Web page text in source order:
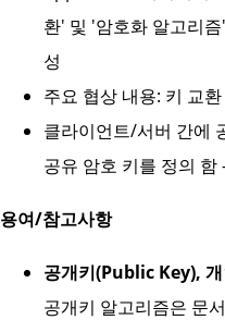
환' 및 '암호화 알고리
성
주요 협상 내용: 키 교
클라이언트/서버 간에
공유 암호 키를 정의
용여/참고사항
공개키(Public Key),
공개키 알고리즘은 문